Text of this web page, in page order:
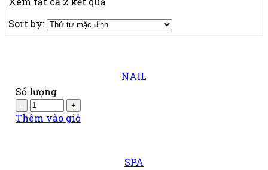
Sort by:
NAIL
Số lượng
Thêm vào giỏ
SPA